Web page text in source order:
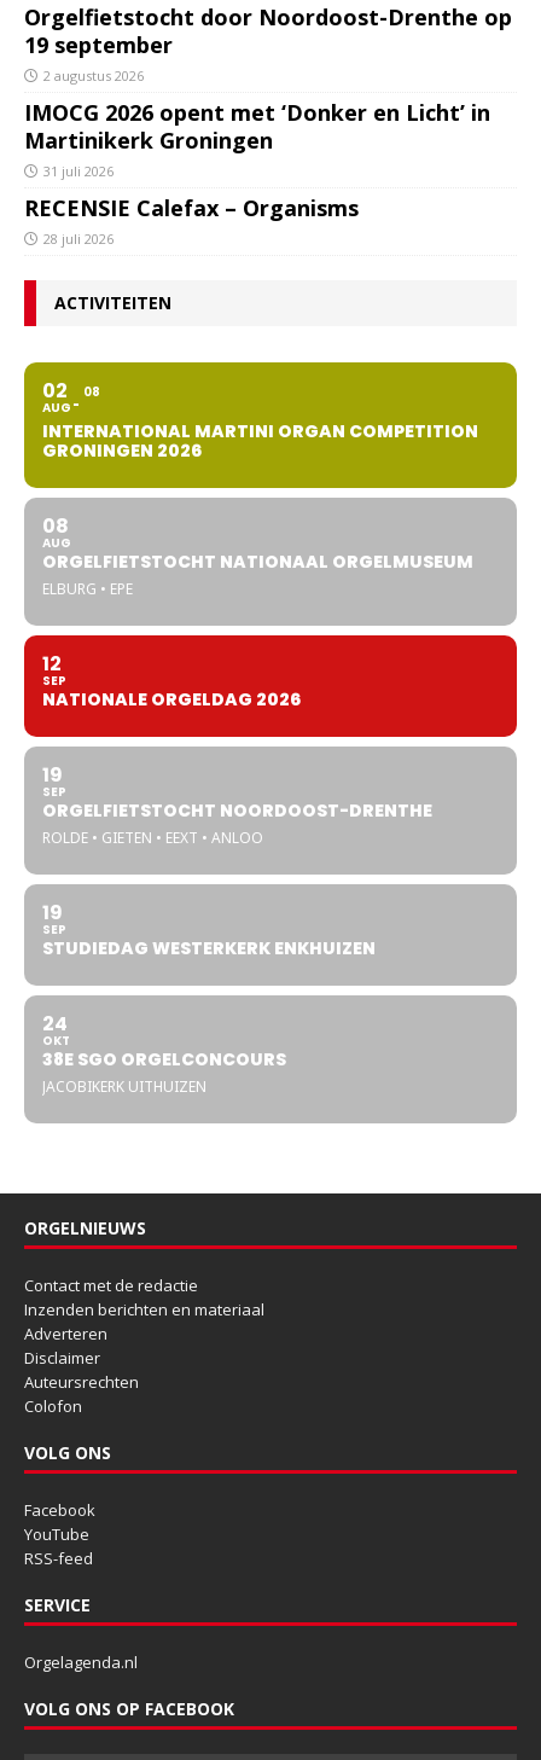
Orgelfietstocht door Noordoost-Drenthe op
19 september
2 augustus 2026
IMOCG 2026 opent met ‘Donker en Licht’ in
Martinikerk Groningen
31 juli 2026
RECENSIE Calefax – Organisms
28 juli 2026
ACTIVITEITEN
02
AUG
08
INTERNATIONAL MARTINI ORGAN COMPETITION
GRONINGEN 2026
08
AUG
ORGELFIETSTOCHT NATIONAAL ORGELMUSEUM
ELBURG • EPE
12
SEP
NATIONALE ORGELDAG 2026
19
SEP
ORGELFIETSTOCHT NOORDOOST-DRENTHE
ROLDE • GIETEN • EEXT • ANLOO
19
SEP
STUDIEDAG WESTERKERK ENKHUIZEN
24
OKT
38E SGO ORGELCONCOURS
JACOBIKERK UITHUIZEN
ORGELNIEUWS
Contact met de redactie
Inzenden berichten en materiaal
Adverteren
Disclaimer
Auteursrechten
Colofon
VOLG ONS
Facebook
YouTube
RSS-feed
SERVICE
Orgelagenda.nl
VOLG ONS OP FACEBOOK